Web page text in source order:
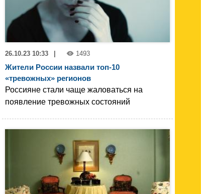
26.10.23 10:33 1493
Жители России назвали топ-10
«тревожных» регионов
Россияне стали чаще жаловаться на
появление тревожных состояний